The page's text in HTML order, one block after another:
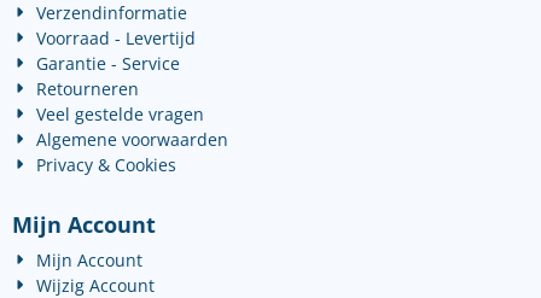
Verzendinformatie
Voorraad - Levertijd
Garantie - Service
Retourneren
Veel gestelde vragen
Algemene voorwaarden
Privacy & Cookies
Mijn Account
Mijn Account
Wijzig Account